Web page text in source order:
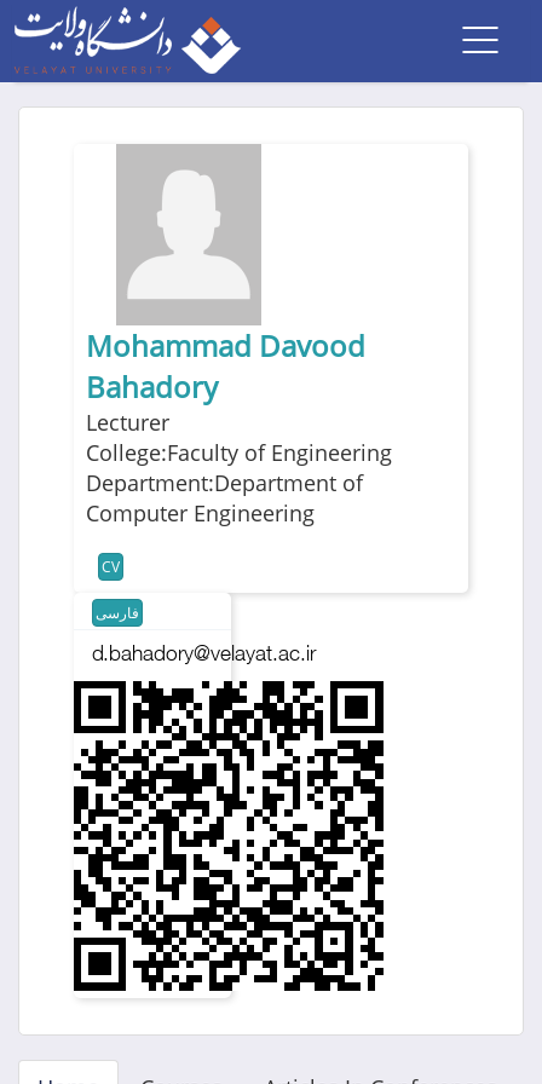
Mohammad Davood
Bahadory
Lecturer
College:Faculty of Engineering
Department:Department of
Computer Engineering
CV
فارسی